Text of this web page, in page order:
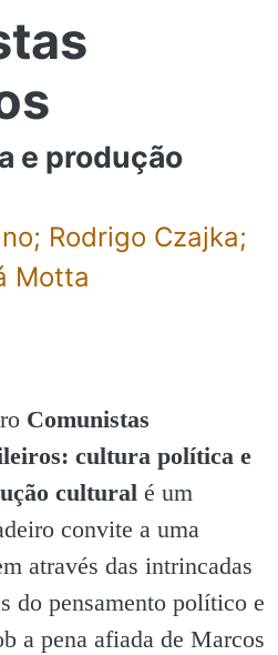
e produção
Rodrigo Czajka;
Motta
Comunistas
cultura política e
cultural é um
convite a uma
através das intrincadas
do pensamento político e
a pena afiada de Marcos